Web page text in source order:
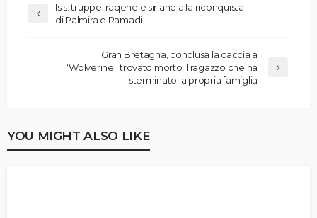
Isis: truppe iraqene e siriane alla riconquista
di Palmira e Ramadi
Gran Bretagna, conclusa la caccia a
‘Wolverine’: trovato morto il ragazzo che ha
sterminato la propria famiglia
YOU MIGHT ALSO LIKE